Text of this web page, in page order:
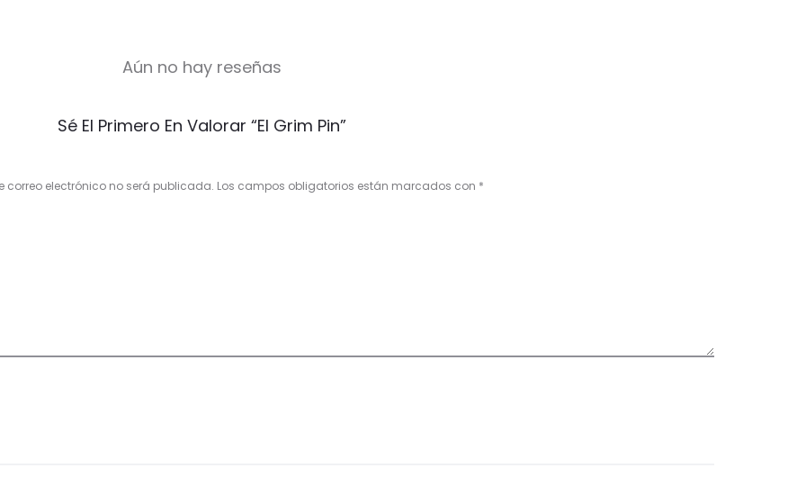
Aún no hay reseñas
Sé El Primero En Valorar “El Grim Pin”
correo electrónico no será publicada. Los campos obligatorios están marcados con *